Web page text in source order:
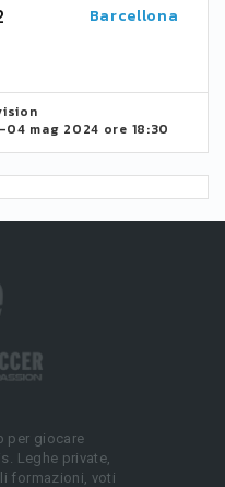
Barcellona
-04 mag 2024 ore 18:30
per giocare
Leghe private,
formazioni, voti